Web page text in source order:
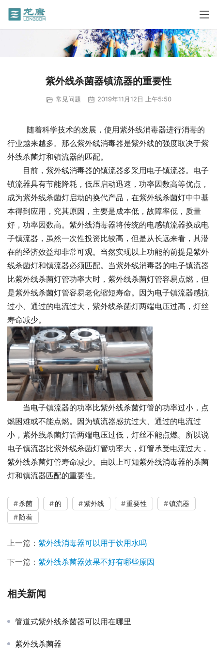
紫外线杀菌器镇流器的重要性
常见问题 2019年11月12日 上午5:50
随着科学技术的发展，使用紫外线消毒器进行消毒的
行业越来越多。那么紫外线消毒器是紫外线的强度取决于紫
外线杀菌灯和镇流器的匹配。
目前，紫外线消毒器的镇流器多采用电子镇流器。电子
镇流器具有节能降耗，低压启动迅速，功率因数高等优点，
成为紫外线杀菌灯启动的换代产品，在紫外线杀菌灯中中基
本得到应用，究其原因，主要是成本低，故障率低，质量
好，功率因数高。紫外线消毒器将传统的电感镇流器换成电
子镇流器，虽然一次性投资比较高，但是从长远来看，其潜
在的经济效益却非常可观。当然实现以上功能的前提是紫外
线杀菌灯和镇流器必须匹配。当紫外线消毒器的电子镇流器
比紫外线杀菌灯管功率大时，紫外线杀菌灯管容易点燃，但
是紫外线杀菌灯管容易老化缩短寿命。因为电子镇流器感抗
过小、通过的电流过大，紫外线杀菌灯两端电压过高，灯丝
寿命减少。
当电子镇流器的功率比紫外线杀菌灯管的功率过小，点
燃困难或不能点燃。因为镇流器感抗过大、通过的电流过
小，紫外线杀菌灯管两端电压过低，灯丝不能点燃。所以说
电子镇流器比紫外线杀菌灯管功率大，灯管承受电流过大，
紫外线杀菌灯管寿命减少。由以上可知紫外线消毒器的杀菌
灯和镇流器匹配的重要性。
杀菌 的 紫外线 重要性
镇流器
随着
上一篇： 紫外线消毒器可以用于饮用水吗
下一篇： 紫外线杀菌器效果不好有哪些原因
相关新闻
管道式紫外线杀菌器可以用在哪里
紫外线杀菌器